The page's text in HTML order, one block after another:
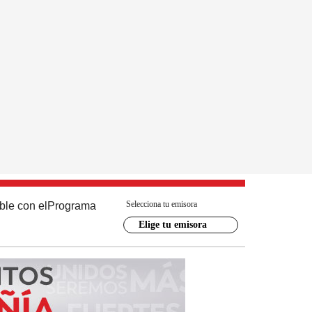
con el Programa Selecciona tu emisora
Elige tu emisora